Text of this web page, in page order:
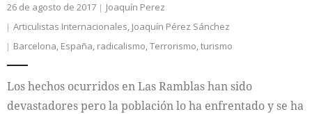
26 de agosto de 2017
Joaquín Perez
Articulistas Internacionales, Joaquín Pérez Sánchez
Barcelona, España, radicalismo,Terrorismo,turismo
Los hechos ocurridos en Las Ramblas han sido
devastadores pero la población lo ha enfrentado y se ha